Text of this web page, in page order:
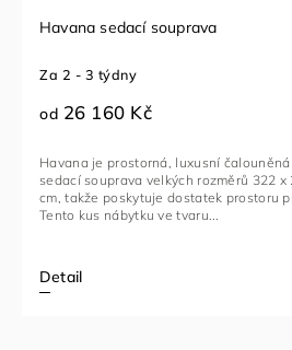
20 510 Kč
Detail
Sedací souprava FABIO je ideální
nadstandardní komfort. Toto stylové
nábytkové řešení je vyrobeno...